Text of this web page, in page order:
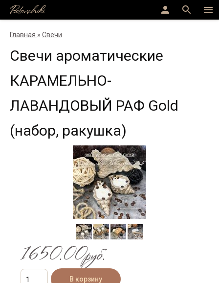
menu
search
person
Betonchiki
Главная » Свечи
Свечи ароматические
КАРАМЕЛЬНО-
ЛАВАНДОВЫЙ РАФ Gold
(набор, ракушка)
1650.00руб.